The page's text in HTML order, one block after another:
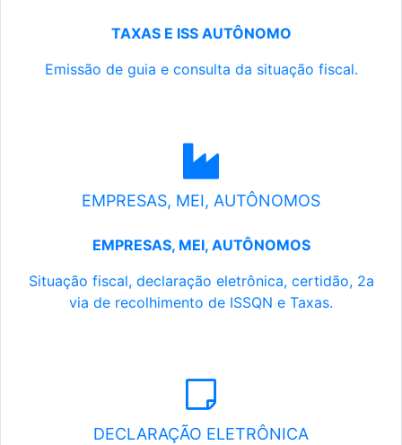
TAXAS E ISS AUTÔNOMO
Emissão de guia e consulta da situação fiscal.
EMPRESAS, MEI, AUTÔNOMOS
EMPRESAS, MEI, AUTÔNOMOS
Situação fiscal, declaração eletrônica, certidão, 2a
via de recolhimento de ISSQN e Taxas.
DECLARAÇÃO ELETRÔNICA